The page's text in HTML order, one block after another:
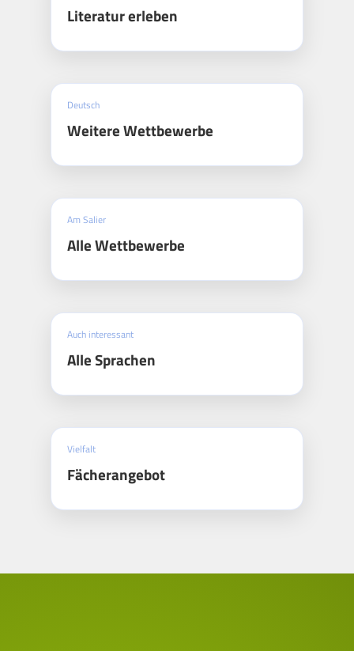
Literatur erleben
Deutsch
Weitere Wettbewerbe
Am Salier
Alle Wettbewerbe
Auch interessant
Alle Sprachen
Vielfalt
Fächerangebot